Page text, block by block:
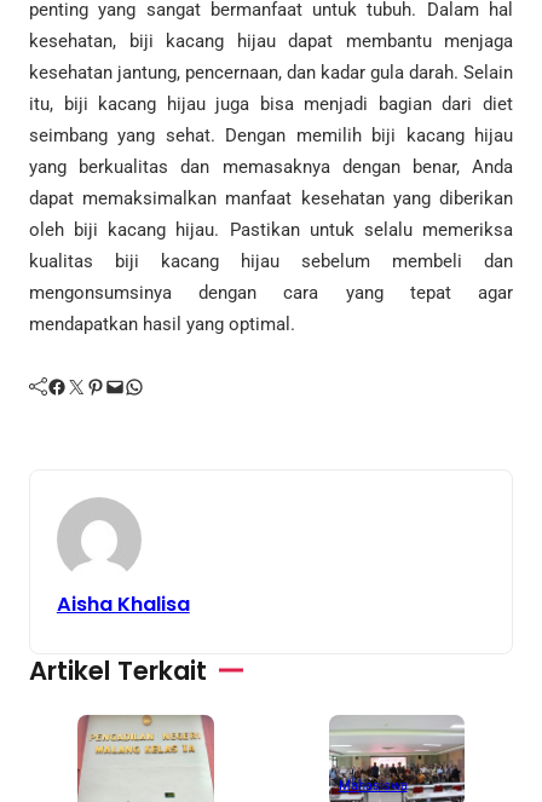
penting yang sangat bermanfaat untuk tubuh. Dalam hal
kesehatan, biji kacang hijau dapat membantu menjaga
kesehatan jantung, pencernaan, dan kadar gula darah. Selain
itu, biji kacang hijau juga bisa menjadi bagian dari diet
seimbang yang sehat. Dengan memilih biji kacang hijau
yang berkualitas dan memasaknya dengan benar, Anda
dapat memaksimalkan manfaat kesehatan yang diberikan
oleh biji kacang hijau. Pastikan untuk selalu memeriksa
kualitas biji kacang hijau sebelum membeli dan
mengonsumsinya dengan cara yang tepat agar
mendapatkan hasil yang optimal.
Facebook Twitter Pinterest Mail WhatsApp
Aisha Khalisa
Artikel Terkait
Mahasiswa